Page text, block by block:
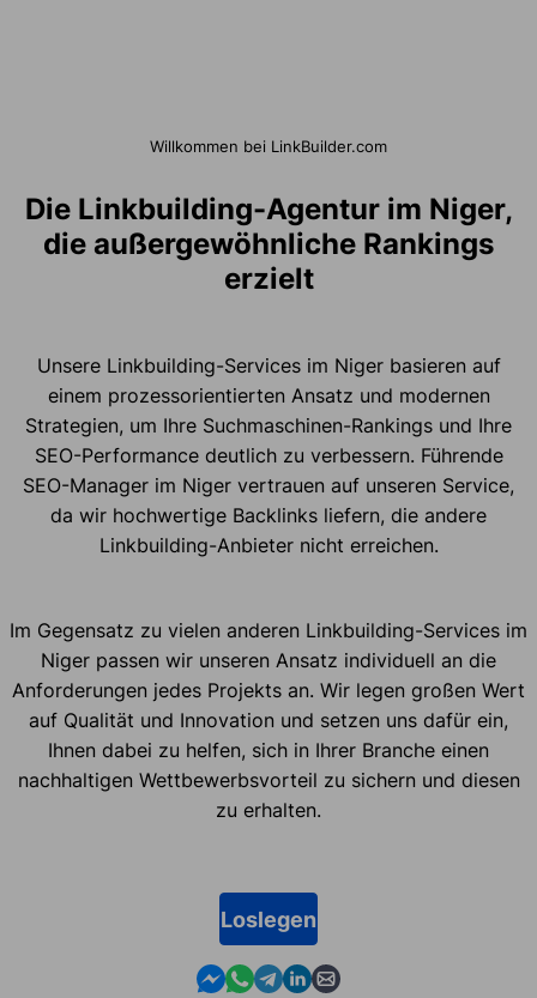
Willkommen bei LinkBuilder.com
Die Linkbuilding-Agentur im Niger,
die außergewöhnliche Rankings
erzielt
Unsere Linkbuilding-Services im Niger basieren auf
einem prozessorientierten Ansatz und modernen
Strategien, um Ihre Suchmaschinen-Rankings und Ihre
SEO-Performance deutlich zu verbessern. Führende
SEO-Manager im Niger vertrauen auf unseren Service,
da wir hochwertige Backlinks liefern, die andere
Linkbuilding-Anbieter nicht erreichen.
Im Gegensatz zu vielen anderen Linkbuilding-Services im
Niger passen wir unseren Ansatz individuell an die
Anforderungen jedes Projekts an. Wir legen großen Wert
auf Qualität und Innovation und setzen uns dafür ein,
Ihnen dabei zu helfen, sich in Ihrer Branche einen
nachhaltigen Wettbewerbsvorteil zu sichern und diesen
zu erhalten.
Loslegen
Contact us in Messenger
Contact us in WhatsApp
Contact us in Telegram
Contact us in Linkedin
Contact us by email